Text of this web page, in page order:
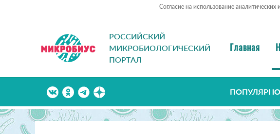
Согласие на использование
РОССИЙСКИЙ
МИКРОБИОЛОГИЧЕСКИЙ
ПОРТАЛ
Главная